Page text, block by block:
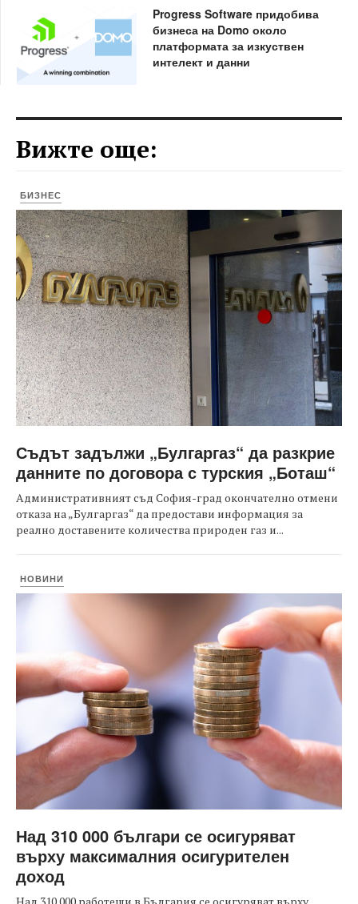
Progress Software придобива
бизнеса на Domo около
платформата за изкуствен
интелект и данни
Вижте още:
БИЗНЕС
Съдът задължи „Булгаргаз“ да разкрие
данните по договора с турския „Боташ“
Административният съд София-град окончателно отмени
отказа на „Булгаргаз“ да предостави информация за
реално доставените количества природен газ и...
НОВИНИ
Над 310 000 българи се осигуряват
върху максималния осигурителен
доход